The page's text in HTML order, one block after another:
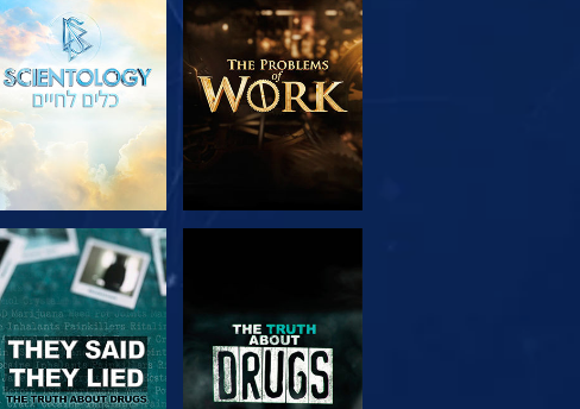
בדוק את הסדרה צפה
צפה